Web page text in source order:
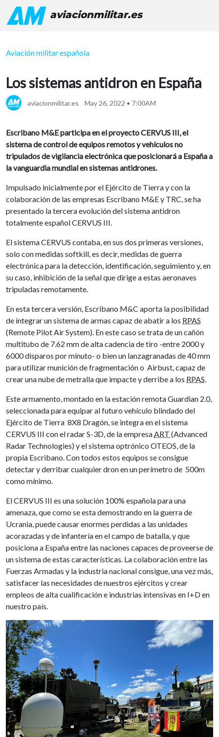
aviacionmilitar.es
Aviación militar española
Los sistemas antidron en España
aviacionmilitar.es May 26, 2022 • 7:00AM
Escribano M&E participa en el proyecto CERVUS III, el
sistema de control de equipos remotos y vehículos no
tripulados de vigilancia electrónica que posicionará a España a
la vanguardia mundial en sistemas antidrones.
Impulsado inicialmente por el Ejército de Tierra y con la
colaboración de las empresas Escribano M&E y TRC, se ha
presentado la tercera evolución del sistema antidron
totalmente español CERVUS III.
El sistema CERVUS contaba, en sus dos primeras versiones,
solo con medidas softkill, es decir, medidas de guerra
electrónica para la detección, identificación, seguimiento y, en
su caso, inhibición de la señal que dirige a estas aeronaves
tripuladas remotamente.
En esta tercera versión, Escribano M&C aporta la posibilidad
de integrar un sistema de armas capaz de abatir a los RPAS
(Remote Pilot Air System). En este caso se trata de un cañón
multitubo de 7.62 mm de alta cadencia de tiro -entre 2000 y
6000 disparos por minuto- o bien un lanzagranadas de 40 mm
para utilizar munición de fragmentación o Airbust, capaz de
crear una nube de metralla que impacte y derribe a los RPAS
Este armamento, montado en la estación remota Guardian 2.0,
seleccionada para equipar al futuro vehículo blindado del
Ejército de Tierra 8X8 Dragón, se integra en el sistema
CERVUS III con el radar S-3D, de la empresa ART (Advanced
Radar Technologies) y el sistema optrónico OTEOS, de la
propia Escribano. Con todos estos equipos se consigue
detectar y derribar cualquier dron en un perímetro de 500m
como mínimo.
El CERVUS III es una solución 100% española para una
amenaza, que como se esta demostrando en la guerra de
Ucrania, puede causar enormes perdidas a las unidades
acorazadas y de infantería en el campo de batalla, y que
posiciona a España entre las naciones capaces de proveerse de
un sistema de estas características. La colaboración entre las
Fuerzas Armadas y la industria nacional consigue, una vez más,
satisfacer las necesidades de nuestros ejércitos y crear
empleos de alta cualificación e industrias intensivas en I+D en
nuestro país.